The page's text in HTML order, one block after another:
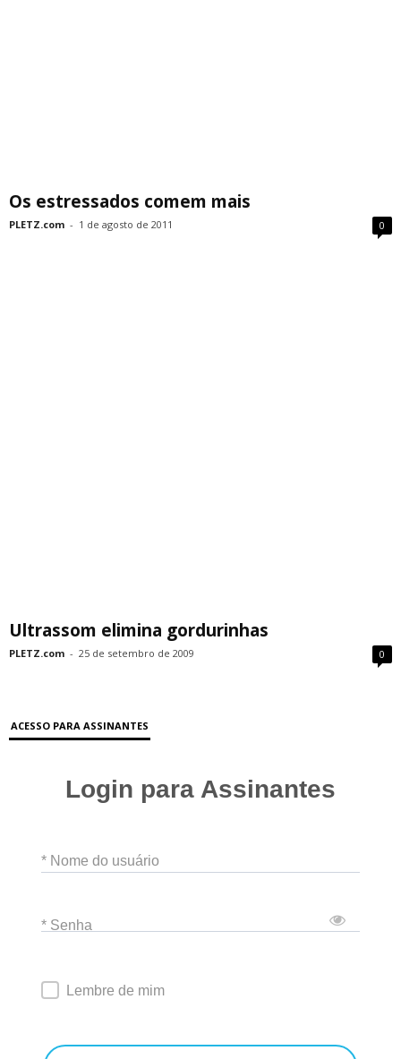
Os estressados comem mais
PLETZ.com - 1 de agosto de 2011 0
Ultrassom elimina gordurinhas
PLETZ.com - 25 de setembro de 2009 0
ACESSO PARA ASSINANTES
Login para Assinantes
* Nome do usuário
* Senha
Lembre de mim